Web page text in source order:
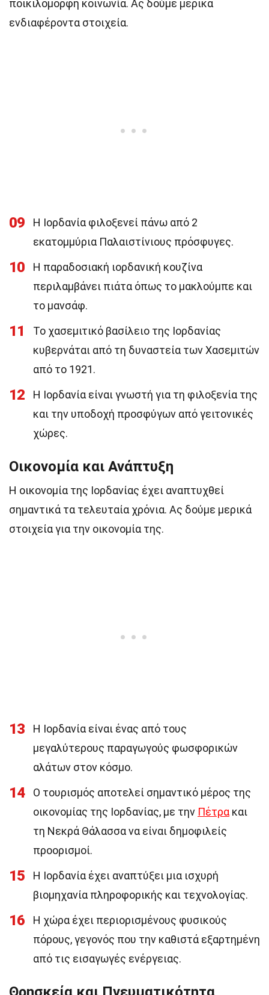
ποικιλόμορφη κοινωνία. Ας δούμε μερικά
ενδιαφέροντα στοιχεία.
09
Η Ιορδανία φιλοξενεί πάνω από 2
εκατομμύρια Παλαιστίνιους πρόσφυγες.
10
Η παραδοσιακή ιορδανική κουζίνα
περιλαμβάνει πιάτα όπως το μακλούμπε και
το μανσάφ.
11
Το χασεμιτικό βασίλειο της Ιορδανίας
κυβερνάται από τη δυναστεία των Χασεμιτών
από το 1921.
12
Η Ιορδανία είναι γνωστή για τη φιλοξενία της
και την υποδοχή προσφύγων από γειτονικές
χώρες.
Οικονομία και Ανάπτυξη
Η οικονομία της Ιορδανίας έχει αναπτυχθεί
σημαντικά τα τελευταία χρόνια. Ας δούμε μερικά
στοιχεία για την οικονομία της.
13
Η Ιορδανία είναι ένας από τους
μεγαλύτερους παραγωγούς φωσφορικών
αλάτων στον κόσμο.
14
Ο τουρισμός αποτελεί σημαντικό μέρος της
οικονομίας της Ιορδανίας, με την Πέτρα και
τη Νεκρά Θάλασσα να είναι δημοφιλείς
προορισμοί.
15
Η Ιορδανία έχει αναπτύξει μια ισχυρή
βιομηχανία πληροφορικής και τεχνολογίας.
16
Η χώρα έχει περιορισμένους φυσικούς
πόρους, γεγονός που την καθιστά εξαρτημένη
από τις εισαγωγές ενέργειας.